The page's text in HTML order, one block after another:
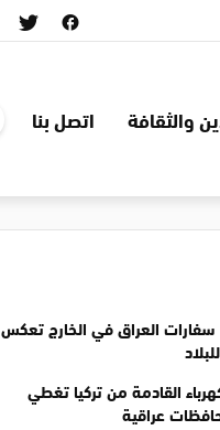
والثقافة اتصل بنا
العراق في الخارج تعكس
القادمة من تركيا تغطي
عراقية